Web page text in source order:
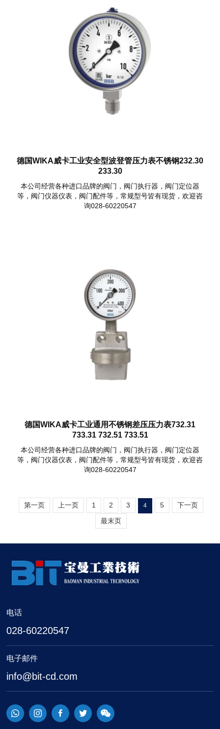
德国WIKA威卡工业安全型波登管压力表不锈钢232.30
233.30
本公司经营各种进口品牌的阀门，阀门执行器，阀门定位器
等，阀门仪器仪表，阀门配件等，常规型号皆有现货，欢迎咨
询028-60220547
德国WIKA威卡工业通用不锈钢差压压力表732.31
733.31 732.51 733.51
本公司经营各种进口品牌的阀门，阀门执行器，阀门定位器
等，阀门仪器仪表，阀门配件等，常规型号皆有现货，欢迎咨
询028-60220547
第一页 上一页 1 2 3 4 5
下一页
最末页
电话
028-60220547
电子邮件
info@bit-cd.com